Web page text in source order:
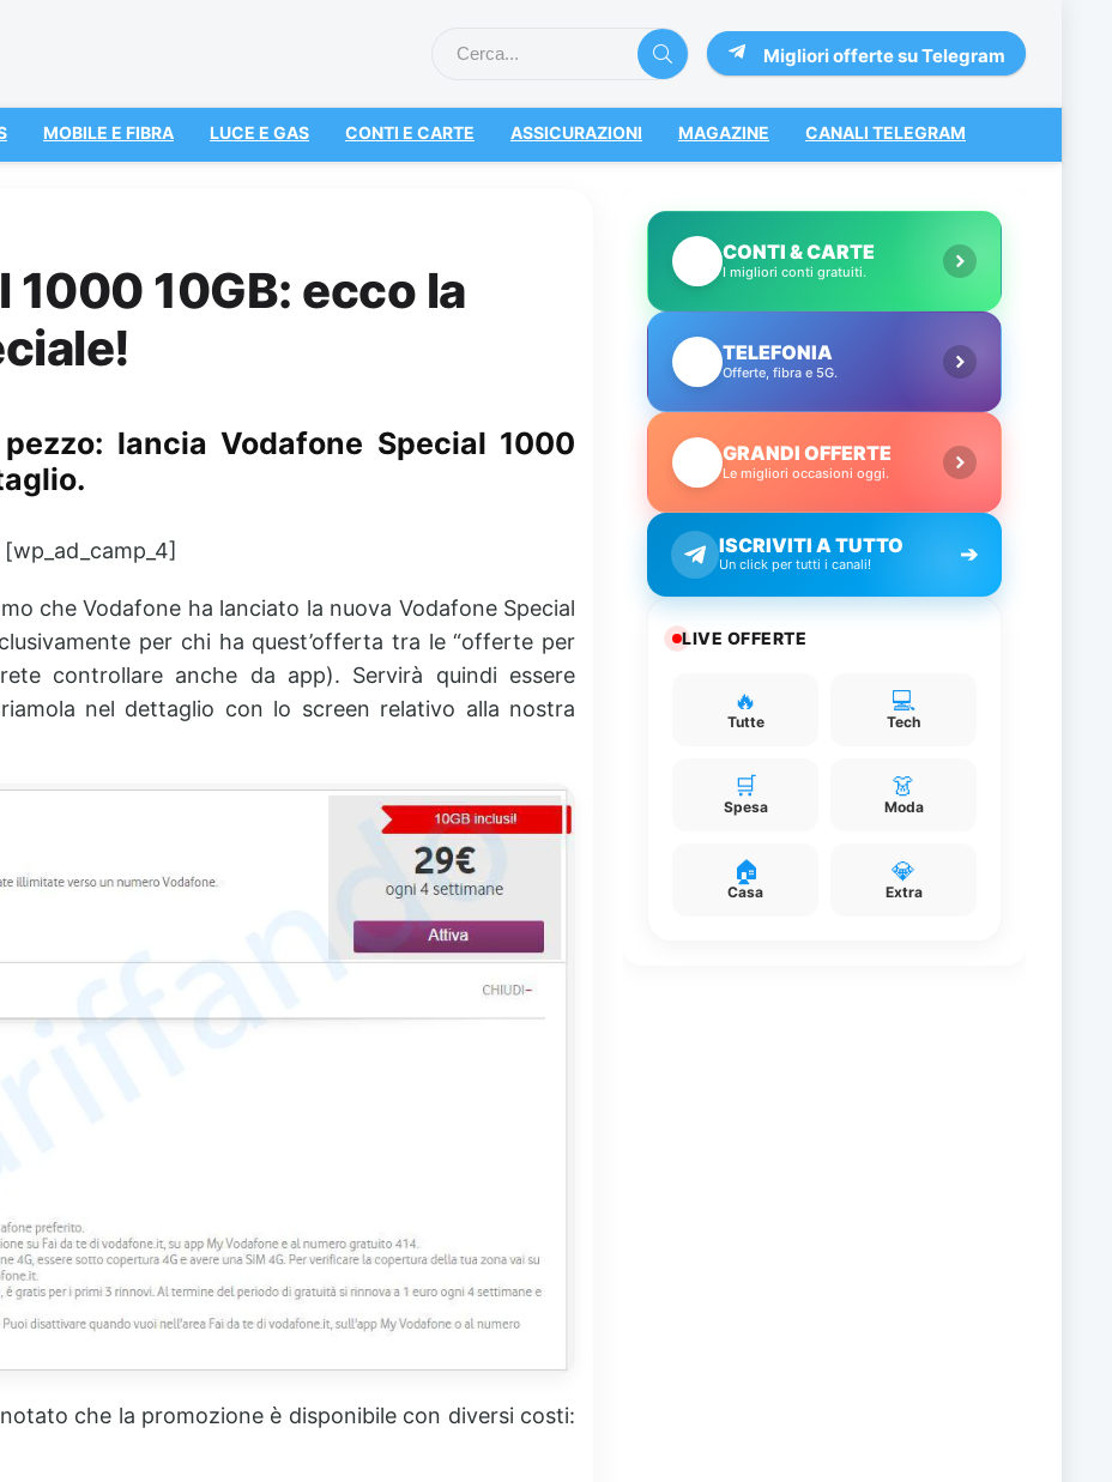
Migliori offerte su Telegram
MOBILE E FIBRA LUCE E GAS CONTI E CARTE ASSICURAZIONI MAGAZINE CANALI TELEGRAM
10GB: ecco la
lancia Vodafone Special 1000
[wp_ad_camp_4]
che Vodafone ha lanciato la nuova Vodafone Special
per chi ha quest’offerta tra le “offerte per
controllare anche da app). Servirà quindi essere
nel dettaglio con lo screen relativo alla nostra
che la promozione è disponibile con diversi costi:
CONTI & CARTE
I migliori conti gratuiti.
TELEFONIA
Offerte, fibra e 5G.
GRANDI OFFERTE
Le migliori occasioni oggi.
ISCRIVITI A TUTTO
Un click per tutti i canali! ➔
LIVE OFFERTE
🔥
Tutte
💻
Tech
🛒
Spesa
👗
Moda
🏠
Casa
💎
Extra